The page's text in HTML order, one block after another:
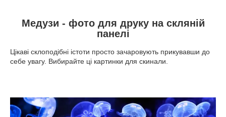
Медузи - фото для друку на скляній
панелі
Цікаві склоподібні істоти просто зачаровують прикувавши до
себе увагу. Вибирайте ці картинки для скинали.